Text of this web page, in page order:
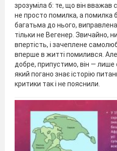
зрозуміла б: те, що він вважав
не просто помилка, а помилка
багатьма до нього,
тільки не Вегенер. Звичайно,
впертість, і зачеплене
вперше в житті помилився.
добре, припустимо, він — лише
який погано знає історію
критики так і не пояснили.